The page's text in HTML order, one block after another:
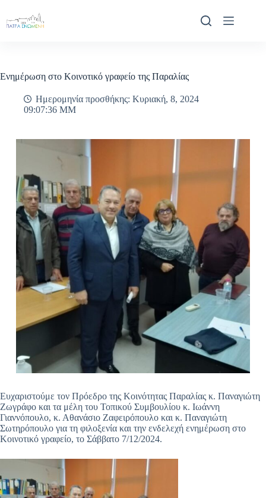
περιεχόμενο
Ενημέρωση στο Κοινοτικό γραφείο της Παραλίας
Ημερομηνία προσθήκης: Κυριακή, 8, 2024
09:07:36 ΜΜ
Ευχαριστούμε τον Πρόεδρο της Κοινότητας Παραλίας κ. Παναγιώτη
Ζωγράφο και τα μέλη του Τοπικού Συμβουλίου κ. Ιωάννη
Γιαννόπουλο, κ. Αθανάσιο Ζαφειρόπουλο και κ. Παναγιώτη
Σωτηρόπουλο για τη φιλοξενία και την ενδελεχή ενημέρωση στο
Κοινοτικό γραφείο, το Σάββατο 7/12/2024.